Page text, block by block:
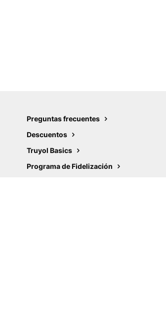
Preguntas frecuentes
Descuentos
Truyol Basics
Programa de Fidelización